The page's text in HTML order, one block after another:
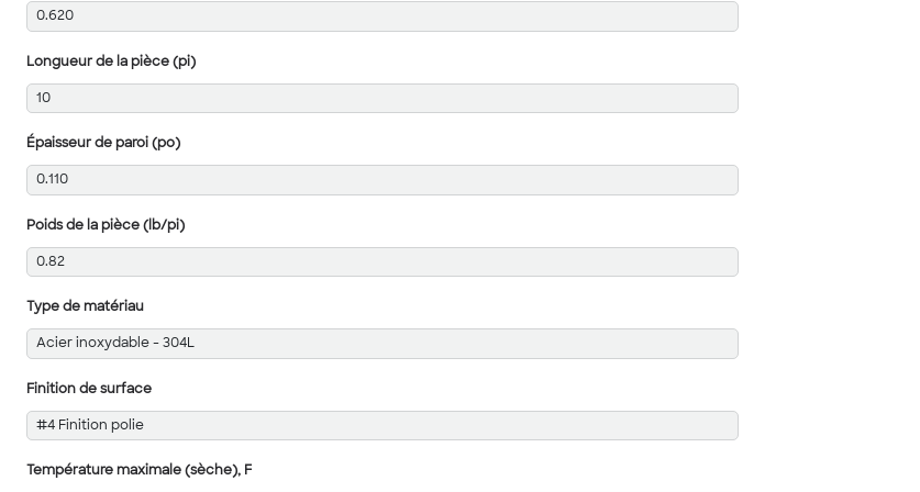
0.620
Longueur de la pièce (pi)
10
Épaisseur de paroi (po)
0.110
Poids de la pièce (lb/pi)
0.82
Type de matériau
Acier inoxydable - 304L
Finition de surface
#4 Finition polie
Température maximale (sèche), F